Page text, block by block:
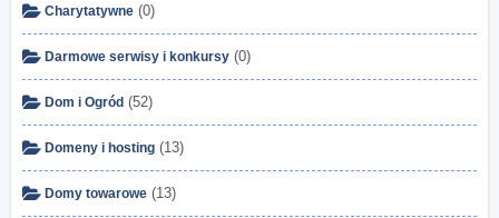
Charytatywne (0)
Darmowe serwisy i konkursy (0)
Dom i Ogród (52)
Domeny i hosting (13)
Domy towarowe (13)